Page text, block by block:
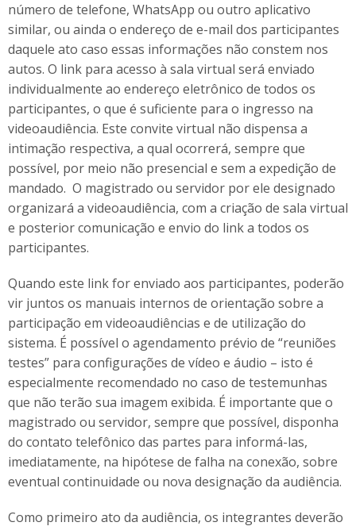
número de telefone, WhatsApp ou outro aplicativo
similar, ou ainda o endereço de e-mail dos participantes
daquele ato caso essas informações não constem nos
autos. O link para acesso à sala virtual será enviado
individualmente ao endereço eletrônico de todos os
participantes, o que é suficiente para o ingresso na
videoaudiência. Este convite virtual não dispensa a
intimação respectiva, a qual ocorrerá, sempre que
possível, por meio não presencial e sem a expedição de
mandado. O magistrado ou servidor por ele designado
organizará a videoaudiência, com a criação de sala virtual
e posterior comunicação e envio do link a todos os
participantes.
Quando este link for enviado aos participantes, poderão
vir juntos os manuais internos de orientação sobre a
participação em videoaudiências e de utilização do
sistema. É possível o agendamento prévio de “reuniões
testes” para configurações de vídeo e áudio – isto é
especialmente recomendado no caso de testemunhas
que não terão sua imagem exibida. É importante que o
magistrado ou servidor, sempre que possível, disponha
do contato telefônico das partes para informá-las,
imediatamente, na hipótese de falha na conexão, sobre
eventual continuidade ou nova designação da audiência.
Como primeiro ato da audiência, os integrantes deverão